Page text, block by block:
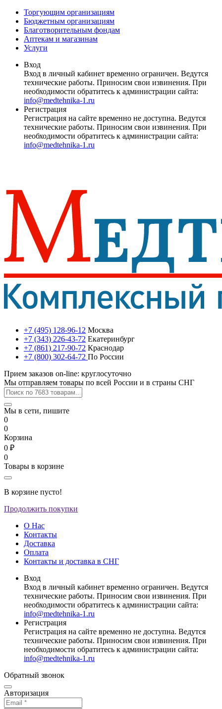
Торгующим организациям
Бюджетным организациям
Благотворительным фондам
Аптекам и магазинам
Услуги
Вход
Вход в личный кабинет временно ограничен. Ведутся
технические работы. Приносим свои извинения. При
необходимости обратитесь к администрации сайта:
info@medtehnika-1.ru
Регистрация
Регистрация на сайте временно не доступна. Ведутся
технические работы. Приносим свои извинения. При
необходимости обратитесь к администрации сайта:
info@medtehnika-1.ru
+7 (495) 128-96-12 Москва
+7 (343) 226-43-72 Екатеринбург
+7 (861) 217-90-72 Краснодар
+7 (800) 302-64-72 По России
Прием заказов on-line: круглосуточно
Мы отправляем товары по всей России и в страны СНГ
Мы в сети, пишите
0
0
Корзина
0 ₽
0
Товары в корзине
В корзине пусто!
Продолжить покупки
О Нас
Контакты
Доставка
Оплата
Контакты и доставка в СНГ
Вход
Вход в личный кабинет временно ограничен. Ведутся
технические работы. Приносим свои извинения. При
необходимости обратитесь к администрации сайта:
info@medtehnika-1.ru
Регистрация
Регистрация на сайте временно не доступна. Ведутся
технические работы. Приносим свои извинения. При
необходимости обратитесь к администрации сайта:
info@medtehnika-1.ru
Обратный звонок
Авторизация